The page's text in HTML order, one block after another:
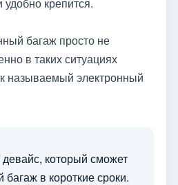
багаж просто не
в таких ситуациях
называемый электронный
который сможет
в короткие сроки.